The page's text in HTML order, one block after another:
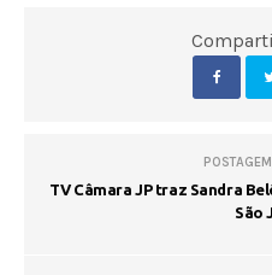
TV Câmara JP traz Sandra
São